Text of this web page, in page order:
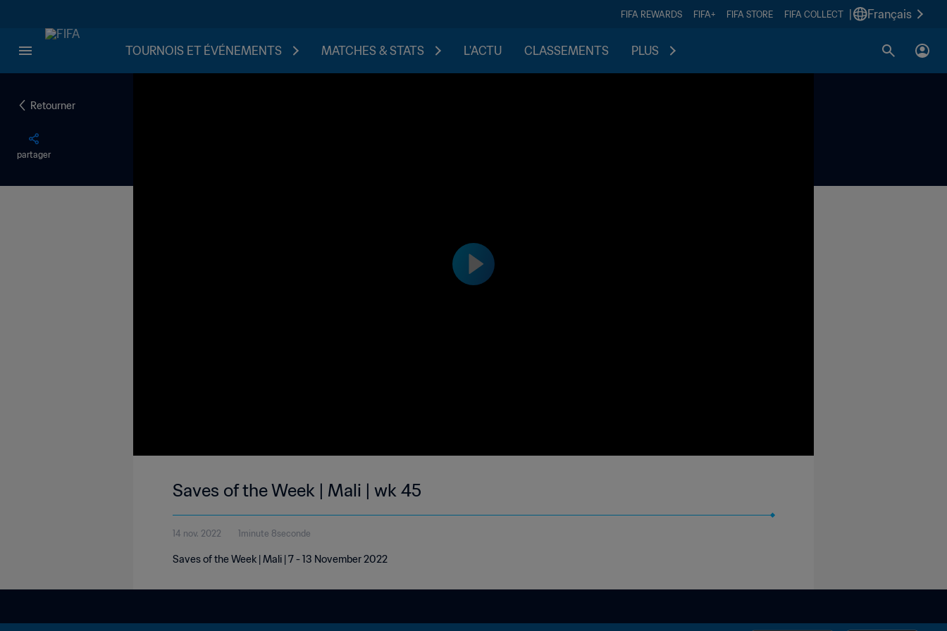
FIFA REWARDS FIFA+ FIFA STORE FIFA COLLECT Français
TOURNOIS ET ÉVÉNEMENTS MATCHES & STATS L'ACTU CLASSEMENTS PLUS
Retourner
partager
Saves of the Week | Mali | wk 45
14 nov. 2022 1minute 8seconde
Saves of the Week | Mali | 7 - 13 November 2022